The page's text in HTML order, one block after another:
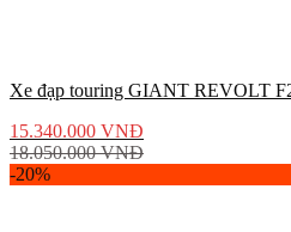
Xe đạp touring GIANT REVOLT
15.340.000 VNĐ
18.050.000VNĐ
-20%